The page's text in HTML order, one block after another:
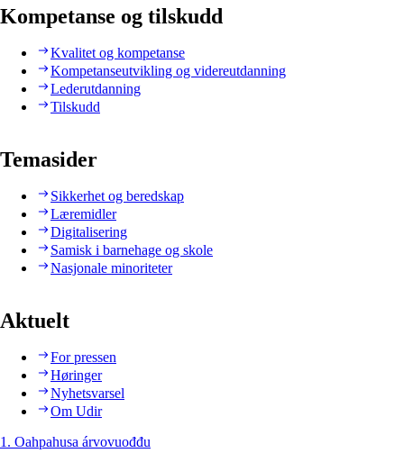
Kompetanse og tilskudd
Kvalitet og kompetanse
Kompetanseutvikling og videreutdanning
Lederutdanning
Tilskudd
Temasider
Sikkerhet og beredskap
Læremidler
Digitalisering
Samisk i barnehage og skole
Nasjonale minoriteter
Aktuelt
For pressen
Høringer
Nyhetsvarsel
Om Udir
1. Oahpahusa árvovuođđu